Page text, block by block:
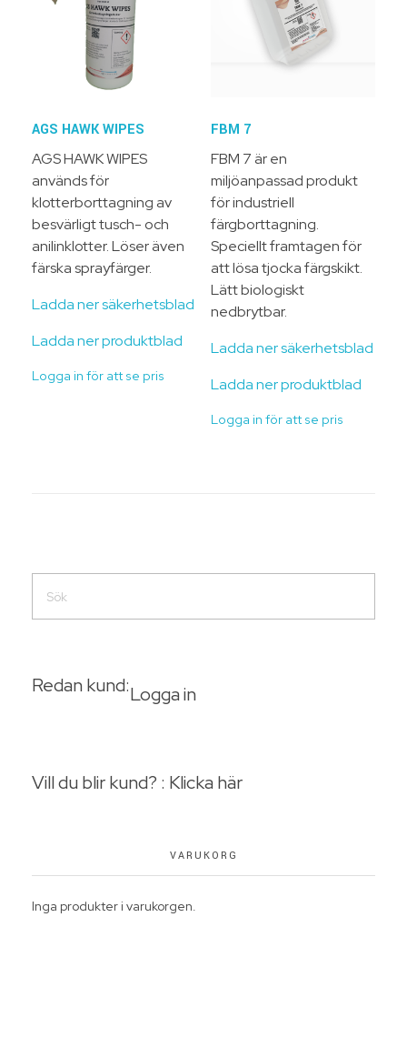
AGS HAWK WIPES
AGS HAWK WIPES
används för
klotterborttagning av
besvärligt tusch- och
anilinklotter. Löser även
färska sprayfärger.
Ladda ner säkerhetsblad
Ladda ner produktblad
Logga in för att se pris
FBM 7
FBM 7 är en
miljöanpassad produkt
för industriell
färgborttagning.
Speciellt framtagen för
att lösa tjocka färgskikt.
Lätt biologiskt
nedbrytbar.
Ladda ner säkerhetsblad
Ladda ner produktblad
Logga in för att se pris
Redan kund:Logga in
Vill du blir kund? : Klicka här
VARUKORG
Inga produkter i varukorgen.